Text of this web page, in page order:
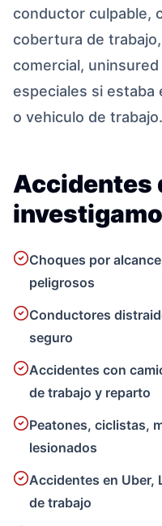
conductor culpable,
cobertura de
comercial,
especiales si estaba
o vehiculo de trabajo.
Accidentes
Choques por
peligrosos
Conductores
seguro
Accidentes con
de trabajo y reparto
Peatones, ciclistas,
lesionados
Accidentes en Uber,
de trabajo